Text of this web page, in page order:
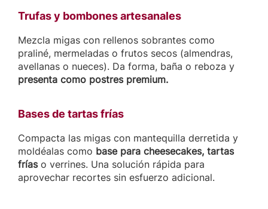
Trufas y bombones artesanales
Mezcla migas con rellenos sobrantes como
praliné, mermeladas o frutos secos (almendras,
avellanas o nueces). Da forma, baña o reboza y
presenta como postres premium.
Bases de tartas frías
Compacta las migas con mantequilla derretida y
moldéalas como base para cheesecakes, tartas
frías o verrines. Una solución rápida para
aprovechar recortes sin esfuerzo adicional.